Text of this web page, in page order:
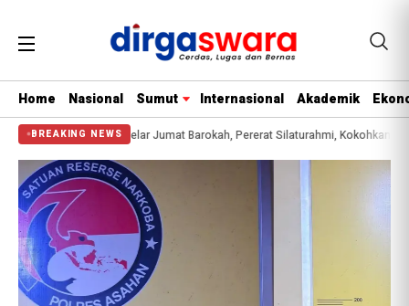
Home Nasional Sumut Internasional Akademik
BREAKING NEWS
Medan Gelar Jumat Barokah, Pererat Silaturahmi, Kokohkan Sinergi